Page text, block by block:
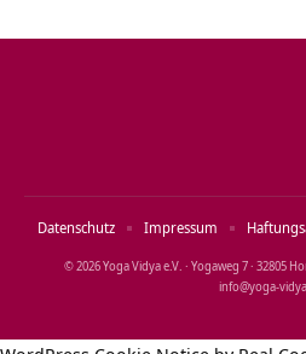
© 2026 Yoga Vidya e.V. · Yogaweg 7 · 32805
Datenschutz Impressum